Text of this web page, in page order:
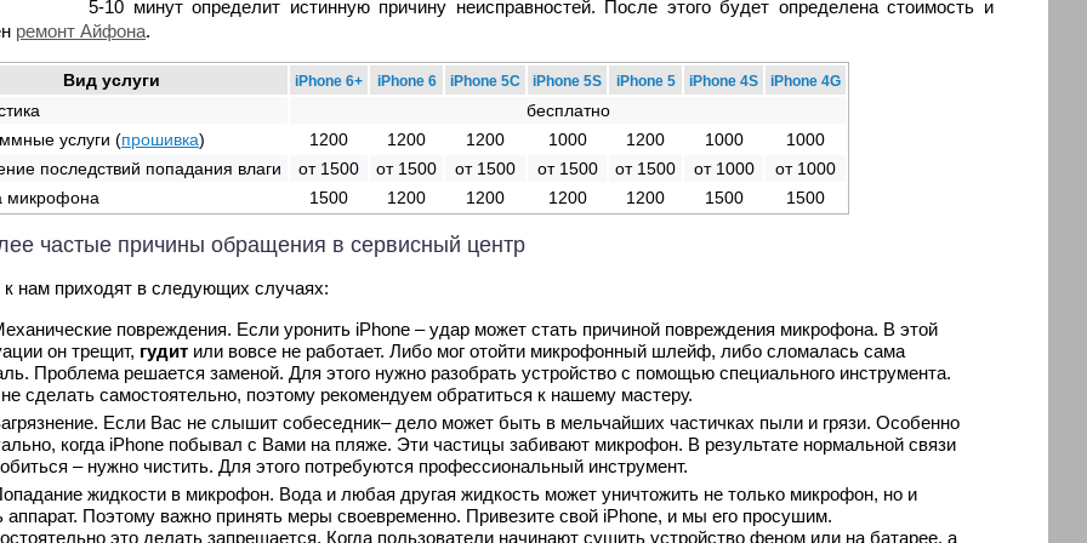
5-10 минут определит истинную причину неисправностей. После этого будет определена стоимость и
ремонт Айфона.
Вид услуги iPhone 6+ iPhone 6 iPhone 5C iPhone 5S iPhone 5 iPhone 4S iPhone 4G
бесплатно
услуги (прошивка) 1200 1200 1200 1000 1200 1000
1000
последствий попадания влаги
от 1500 от 1500 от 1500 от 1500 от 1500 от 1000
от 1000
микрофона
1500 1200 1200 1200 1200 1500 1500
частые причины обращения в сервисный центр
нам приходят в следующих случаях:
повреждения. Если уронить iPhone – удар может стать причиной повреждения микрофона. В этой
он трещит, гудит или вовсе не работает. Либо мог отойти микрофонный шлейф, либо сломалась сама
Проблема решается заменой. Для этого нужно разобрать устройство с помощью специального инструмента.
сделать самостоятельно, поэтому рекомендуем обратиться к нашему мастеру.
Если Вас не слышит собеседник– дело может быть в мельчайших частичках пыли и грязи. Особенно
когда iPhone побывал с Вами на пляже. Эти частицы забивают микрофон. В результате нормальной связи
– нужно чистить. Для этого потребуются профессиональный инструмент.
жидкости в микрофон. Вода и любая другая жидкость может уничтожить не только микрофон, но и
аппарат. Поэтому важно принять меры своевременно. Привезите свой iPhone, и мы его просушим.
это делать запрещается. Когда пользователи начинают сушить устройство феном или на батарее, а